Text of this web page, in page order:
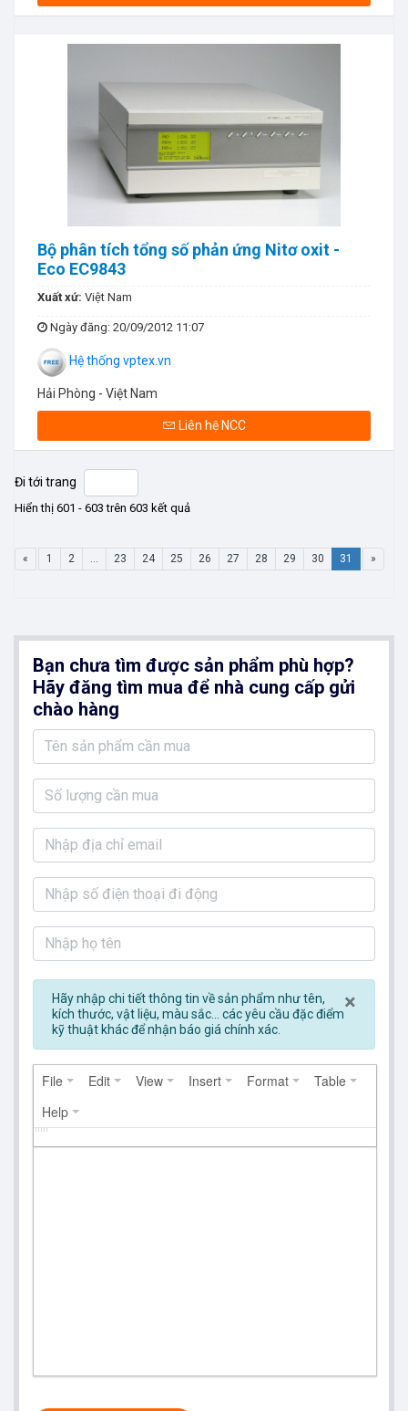
Bộ phân tích tổng số phản ứng Nitơ oxit -
Eco EC9843
Xuất xứ: Việt Nam
Ngày đăng: 20/09/2012 11:07
Hệ thống vptex.vn
Hải Phòng - Việt Nam
Liên hệ NCC
« 1 2 23 24 25 26 27 28 29 30 31 »
Hiển thị 601 - 603 trên 603 kết quả
Đi tới trang
Bạn chưa tìm được sản phẩm phù hợp?
Hãy đăng tìm mua để nhà cung cấp gửi
chào hàng
×
Hãy nhập chi tiết thông tin về sản phẩm như tên,
kích thước, vật liệu, màu sắc... các yêu cầu đặc điểm
kỹ thuật khác để nhận báo giá chính xác.
File Edit View Insert Format
Table
Help